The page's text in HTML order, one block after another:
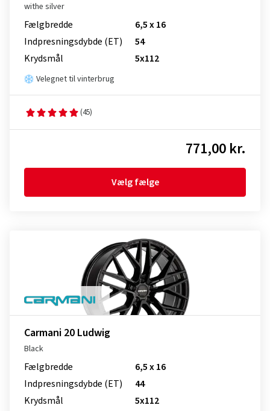
withe silver
Fælgbredde
6,5 x 16
Indpresnings­dybde (ET)
54
Krydsmål
5x112
Velegnet til vinterbrug
(45)
771,00 kr.
Vælg fælge
Carmani 20 Ludwig
Black
Fælgbredde
6,5 x 16
Indpresnings­dybde (ET)
44
Krydsmål
5x112